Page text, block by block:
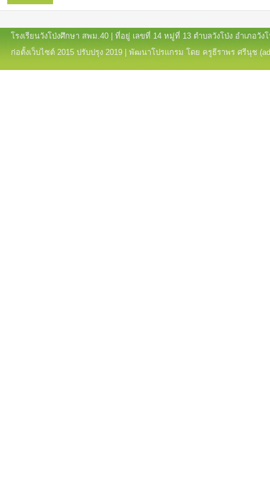
รงเรียนวังโป่งศึกษา สพม.40 | ที่อยู่ เลขที่ 14 หมู่ที่ 13 ตำบลวังโป่ง อำเภอวังโ
อตั้งเว็บไซต์ 2015 ปรับปรุง 2019 | พัฒนาโปรแกรม โดย ครูธีราพร ศรีนุช